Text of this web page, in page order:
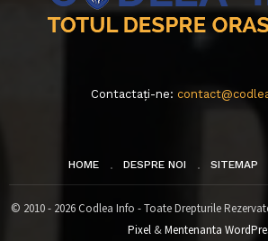
Contactați-ne:
HOME DESPRE NOI SITEMAP
© 2010 - 2026 Codlea Info - Toate Drepturile
Pixel&Mentenanta